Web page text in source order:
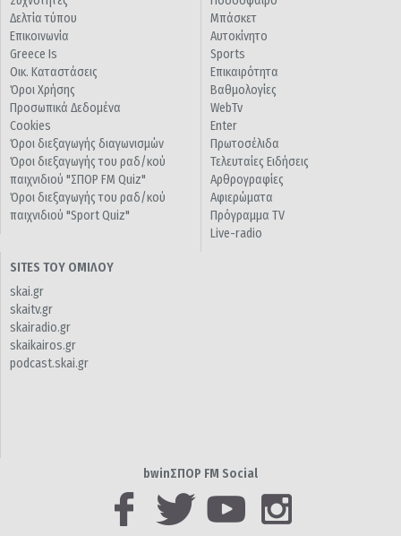
Δελτία τύπου
Επικοινωνία
Greece Is
Οικ. Καταστάσεις
Όροι Χρήσης
Προσωπικά Δεδομένα
Cookies
Όροι διεξαγωγής διαγωνισμών
Όροι διεξαγωγής του ραδ/κού
παιχνιδιού "ΣΠΟΡ FM Quiz"
Όροι διεξαγωγής του ραδ/κού
παιχνιδιού "Sport Quiz"
Μπάσκετ
Αυτοκίνητο
Sports
Επικαιρότητα
Βαθμολογίες
WebTv
Enter
Πρωτοσέλιδα
Τελευταίες Ειδήσεις
Αρθρογραφίες
Αφιερώματα
Πρόγραμμα TV
Live-radio
SITES ΤΟΥ ΟΜΙΛΟΥ
skai.gr
skaitv.gr
skairadio.gr
skaikairos.gr
podcast.skai.gr
bwinΣΠΟΡ FM Social